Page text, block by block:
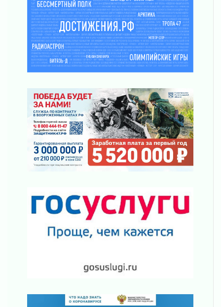
ПСК через Гослуслуги напомнит жителям
Ленинградской области о неоплаченных
счетах
02 августа 2026
Пропавшего подростка нашли в Кировском
районе Ленобласти
02 августа 2026
Жителям Ленобласти напомнили, как
действовать при укусе клеща
02 августа 2026
В Ивангороде назвали новых почетных
граждан Ленинградской области
Готовность №1
02 августа 2026
02 августа 2026
Ленобласть внедрила передовую подготовку
операторов БПЛА
02 августа 2026
Лето катится с горки